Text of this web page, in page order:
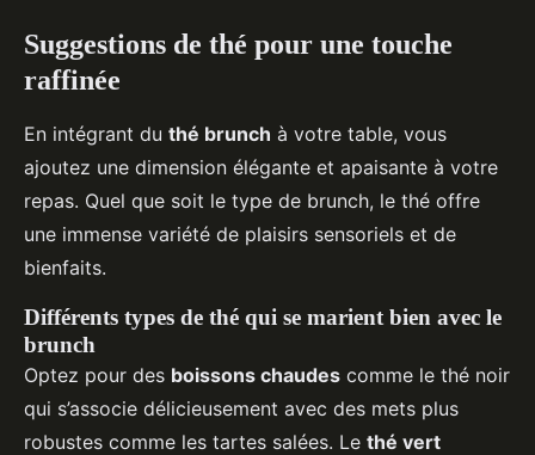
Suggestions de thé pour une touche
raffinée
En intégrant du thé brunch à votre table, vous
ajoutez une dimension élégante et apaisante à votre
repas. Quel que soit le type de brunch, le thé offre
une immense variété de plaisirs sensoriels et de
bienfaits.
Différents types de thé qui se marient bien avec le
brunch
Optez pour des boissons chaudes comme le thé noir
qui s’associe délicieusement avec des mets plus
robustes comme les tartes salées. Le thé vert